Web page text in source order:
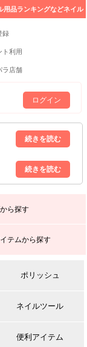
用品ランキングなどネイル
録
ト利用
ラ店舗
ログイン
はお休みいたしま
対応となりますので
ます｡
ら探す
テムから探す
ポリッシュ
ネイルツール
便利アイテム